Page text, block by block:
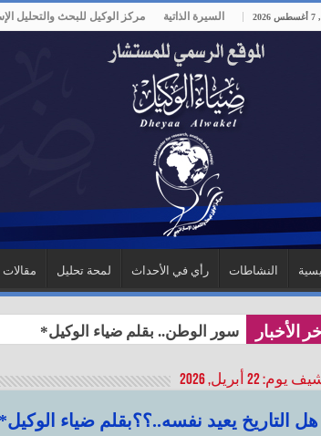
السيرة الذاتية مركز الوكيل للبحث والتحليل
النشاطات رأي في الأحداث لمحة تحليل مقالات
الأخبار سور الوطن.. بقلم ضياء الوكيل*
يوم:22 أبريل, 2026
هل التاريخ يعيد نفسه..؟؟بقلم ضياء الوكيل*